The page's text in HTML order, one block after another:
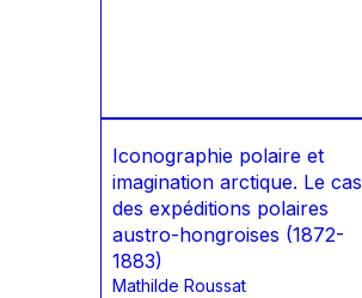
Iconographie polaire et
imagination arctique. Le cas
des expéditions polaires
austro-hongroises (1872-
1883)
Mathilde Roussat